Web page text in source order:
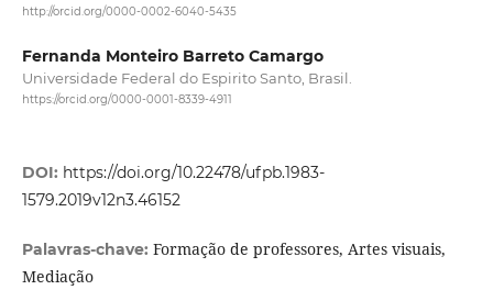
http://orcid.org/0000-0002-6040-5435
Fernanda Monteiro Barreto Camargo
Universidade Federal do Espirito Santo, Brasil.
https://orcid.org/0000-0001-8339-4911
DOI: https://doi.org/10.22478/ufpb.1983-
1579.2019v12n3.46152
Palavras-chave: Formação de professores, Artes visuais,
Mediação